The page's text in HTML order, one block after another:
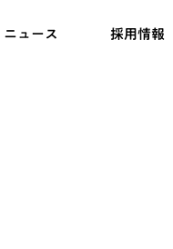
ニュース 採用情報